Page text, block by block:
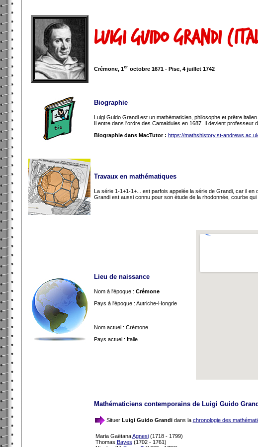
Luigi Guido Grandi
Crémone, 1er octobre 1671 - Pise, 4 juillet 1742
Biographie
Luigi Guido Grandi est un mathématicien, philosophe et prêtre italien.
Il entre dans l'ordre des Camaldules en 1687. Il devient professeur
Biographie dans MacTutor : https://mathshistory.st-
Travaux en mathématiques
La série 1-1+1-1+... est parfois appelée la série de Grandi, car il en
Grandi est aussi connu pour son étude de la rhodonnée, courbe qui
Lieu de naissance
Nom à l'époque : Crémone
Pays à l'époque : Autriche-Hongrie
Nom actuel : Crémone
Pays actuel : Italie
Mathématiciens contemporains de Luigi Guido
Situer Luigi Guido Grandidans la chronologie des
Maria GaëtanaAgnesi(1718 - 1799)
Thomas Bayes (1702 - 1761)